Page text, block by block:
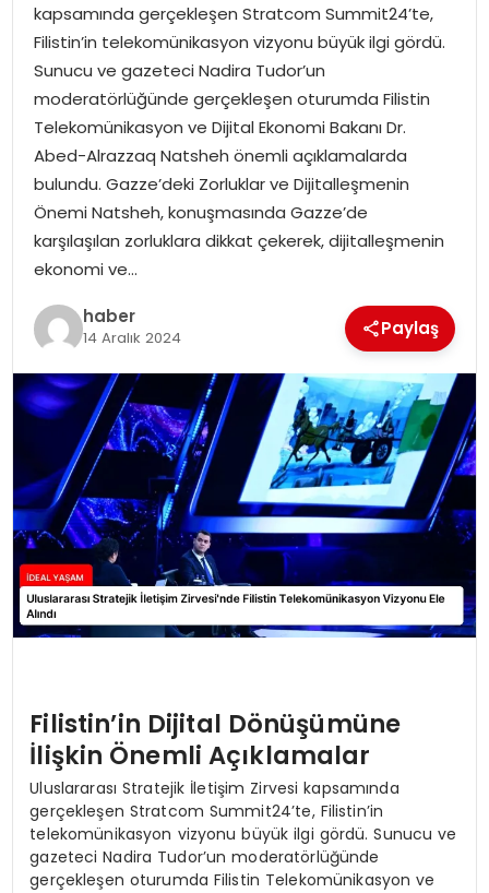
SAĞLIK
SOSYAL HABER
kapsamında gerçekleşen Stratcom Summit24’te,
Filistin’in telekomünikasyon vizyonu büyük ilgi gördü.
Sunucu ve gazeteci Nadira Tudor’un
moderatörlüğünde gerçekleşen oturumda Filistin
Telekomünikasyon ve Dijital Ekonomi Bakanı Dr.
Abed-Alrazzaq Natsheh önemli açıklamalarda
bulundu. Gazze’deki Zorluklar ve Dijitalleşmenin
Önemi Natsheh, konuşmasında Gazze’de
karşılaşılan zorluklara dikkat çekerek, dijitalleşmenin
ekonomi ve…
haber
14 Aralık 2024 Paylaş
Filistin’in Dijital Dönüşümüne
İlişkin Önemli Açıklamalar
Uluslararası Stratejik İletişim Zirvesi kapsamında
gerçekleşen Stratcom Summit24’te, Filistin’in
telekomünikasyon vizyonu büyük ilgi gördü. Sunucu ve
gazeteci Nadira Tudor’un moderatörlüğünde
gerçekleşen oturumda Filistin Telekomünikasyon ve